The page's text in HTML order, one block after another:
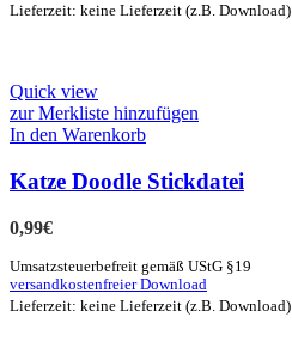
Lieferzeit: keine Lieferzeit (z.B. Download)
Quick view
zur Merkliste hinzufügen
In den Warenkorb
Katze Doodle Stickdatei
0,99€
Umsatzsteuerbefreit gemäß UStG §19
versandkostenfreier Download
Lieferzeit: keine Lieferzeit (z.B. Download)